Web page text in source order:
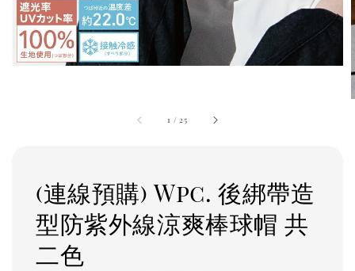
1 /25
(連線預購) Wpc. 後綁帶造
型防紫外線涼爽棒球帽 共
二色